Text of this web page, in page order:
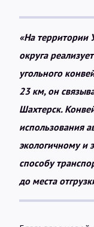
«На территории
округа
угольного
23 км, он
Шахтерск.
использования
экологичному и
способу
до места